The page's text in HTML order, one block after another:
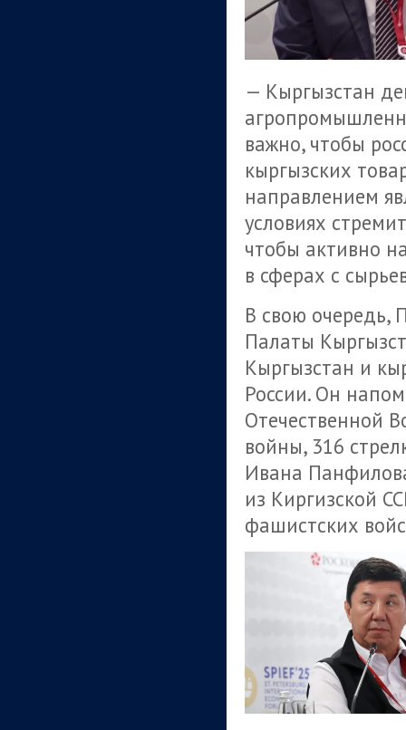
— Кыргызстан
важно, чтобы
кыргызских
направлением
условиях
чтобы активно
в сферах с
В свою очередь,
Палаты
Кыргызстан и
России. Он
Отечественной
войны, 316
Ивана
из Киргизской
фашистских